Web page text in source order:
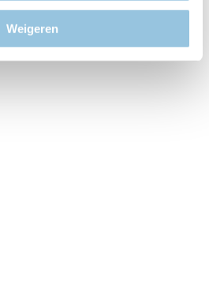
Weigeren